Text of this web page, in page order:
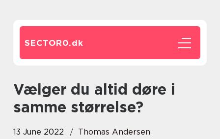
SECTOR0.dk
Vælger du altid døre i
samme størrelse?
13 June 2022
Thomas Andersen